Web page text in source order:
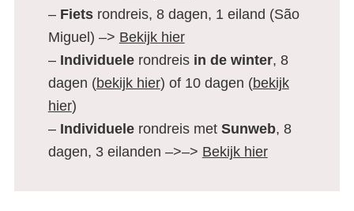
– Fietsrondreis, 8 dagen, 1 eiland (São
Miguel) –> Bekijk hier
– Individuelerondreis in de winter, 8
dagen (bekijk hier) of 10 dagen (bekijk
hier)
– Individuelerondreis met Sunweb, 8
dagen, 3 eilanden –>–> Bekijk hier